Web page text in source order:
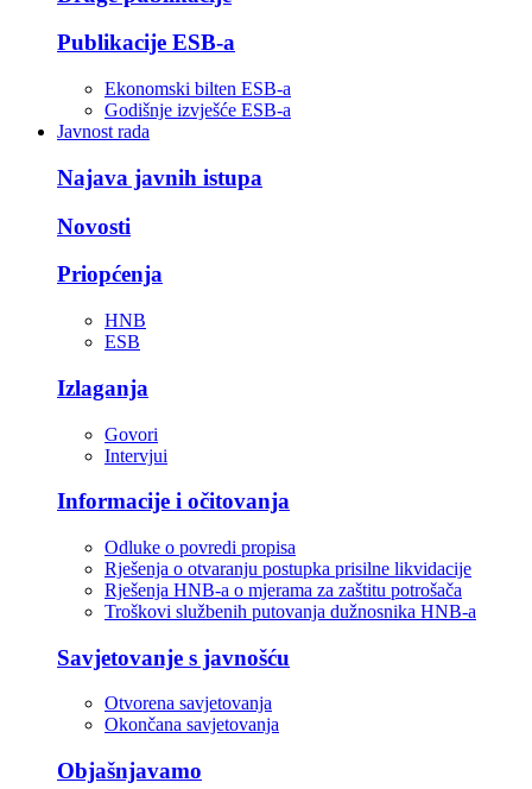
Publikacije ESB-a
Ekonomski bilten ESB-a
Godišnje izvješće ESB-a
Javnost rada
Najava javnih istupa
Novosti
Priopćenja
HNB
ESB
Izlaganja
Govori
Intervjui
Informacije i očitovanja
Odluke o povredi propisa
Rješenja o otvaranju postupka prisilne likvidacije
Rješenja HNB-a o mjerama za zaštitu potrošača
Troškovi službenih putovanja dužnosnika HNB-a
Savjetovanje s javnošću
Otvorena savjetovanja
Okončana savjetovanja
Objašnjavamo